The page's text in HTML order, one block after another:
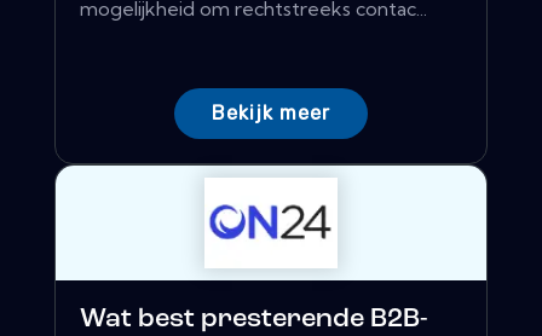
mogelijkheid om rechtstreeks contac...
Bekijk meer
Wat best presterende B2B-